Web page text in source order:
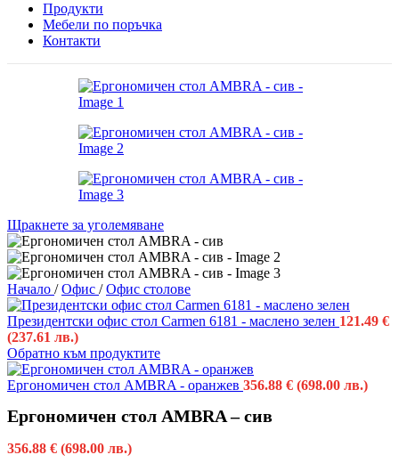
Продукти
Мебели по поръчка
Контакти
Щракнете за уголемяване
Начало / Офис / Офис столове
Президентски офис стол Carmen 6181 - маслено зелен 121.49 €
(237.61 лв.)
Обратно към продуктите
Ергономичен стол AMBRA - оранжев 356.88 € (698.00 лв.)
Ергономичен стол AMBRA – сив
356.88 € (698.00 лв.)